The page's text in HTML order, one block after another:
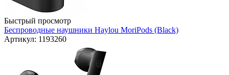
Быстрый просмотр
Беспроводные наушники Haylou MoriPods (Black)
Артикул: 1193260